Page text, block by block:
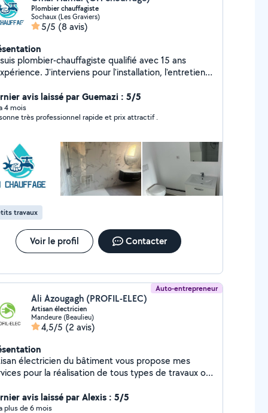
Plombier chauffagiste
Sochaux (Les Graviers)
5/5 (8 avis)
plombier-chauffagiste qualifié avec 15 ans
J'interviens pour l'installation, l'entretien
et rénovation de salles de bains
urgent (fuites, pannes de chauffage,
et mise aux normes de vos équipements
je vous garantis un travail de qualité au meilleur
avis laissé par Guemazi : 5/5
4 mois
très professionnel rapide et prix attractif .
travaux
Voir le profil Contacter
Auto-entrepreneur
Ali Azougagh (PROFIL-ELEC)
Artisan électricien
Mandeure (Beaulieu)
4,5/5 (2 avis)
électricien du bâtiment vous propose mes
pour la réalisation de tous types de travaux ou
Dépannage, diagnostic Mise aux normes
15-100. Passage consuel pour l'obtention du
avis laissé par Alexis : 5/5
plus de 6 mois